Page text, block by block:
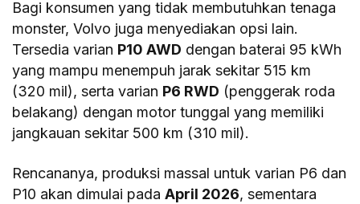
Bagi konsumen yang tidak membutuhkan tenaga
monster, Volvo juga menyediakan opsi lain.
Tersedia varian P10 AWD dengan baterai 95 kWh
yang mampu menempuh jarak sekitar 515 km
(320 mil), serta varian P6 RWD (penggerak roda
belakang) dengan motor tunggal yang memiliki
jangkauan sekitar 500 km (310 mil).
Rencananya, produksi massal untuk varian P6 dan
P10 akan dimulai padaApril 2026, sementara